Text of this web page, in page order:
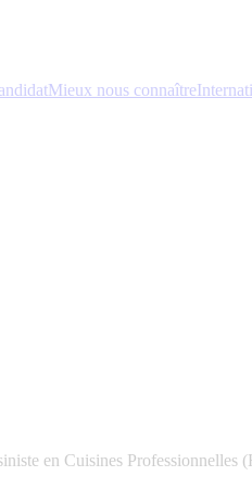
Mieux nous connaître
en Cuisines Professionnelles